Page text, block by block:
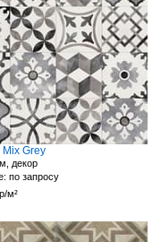
Grey
декор
по запросу
м²